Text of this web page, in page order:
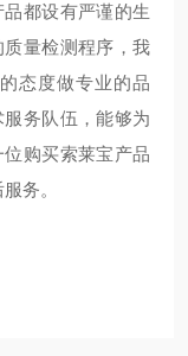
都设有严谨的生
量检测程序，我
态度做专业的品
务队伍，能够为
购买索莱宝产品
务。